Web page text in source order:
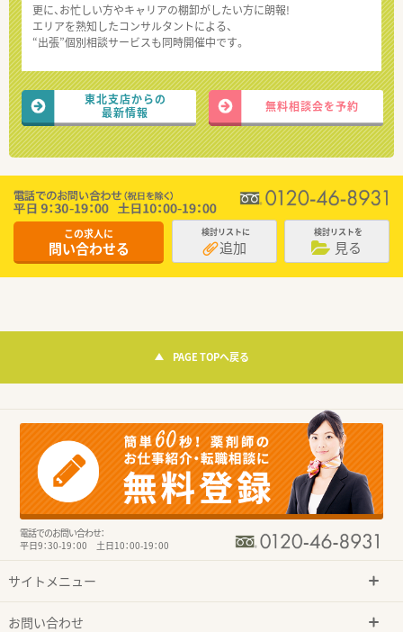
更に、お忙しい方やキャリアの棚卸がしたい方に朗報!
エリアを熟知したコンサルタントによる、
“出張”個別相談サービスも同時開催中です。
東北支店からの
最新情報
無料相談会を予約
この求人に
問い合わせる
検討リストに
追加
検討リストを
見る
PAGE TOPへ戻る
電話でのお問い合わせ：
平日9：30-19：00 土日10：00-19：00
サイトメニュー
お問い合わせ